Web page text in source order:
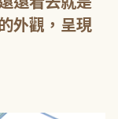
外觀，呈現